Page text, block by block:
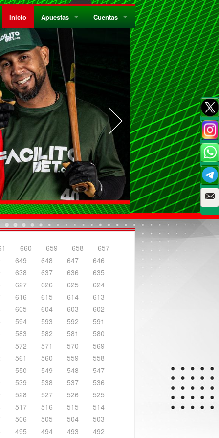
Inicio Apuestas
¿Quiénes Somos?
¿Qué es el Sistema Parley?
Privacidad
Códigos de Conducta
Como Jugar Bingo
Cuentas
Preguntas Frecuentes
Reglas Generales
660 659 658
657
649 648 647
646
638 637 636
635
627 626 625
624
616 615 614
613
605 604 603
602
594 593 592
591
583 582 581
580
572 571 570
569
561 560 559
558
550 549 548
547
539 538 537
536
528 527 526
525
517 516 515
514
506 505 504
503
495 494 493 492